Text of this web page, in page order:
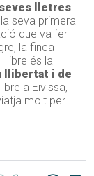
lletres
seva primera
que va fer
la finca
llibre és la
llibertat i de
a Eivissa,
molt per